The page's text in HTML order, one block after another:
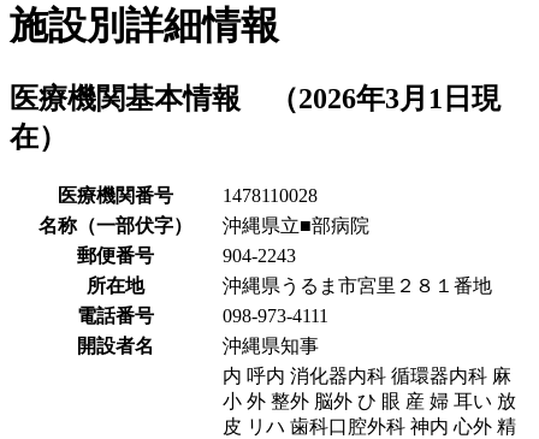
施設別詳細情報
医療機関基本情報 （2026年3月1日現
在）
医療機関番号
1478110028
名称（一部伏字）
沖縄県立■部病院
郵便番号
904-2243
所在地
沖縄県うるま市宮里２８１番地
電話番号
098-973-4111
開設者名
沖縄県知事
内 呼内 消化器内科 循環器内科 麻
小 外 整外 脳外 ひ 眼 産 婦 耳い 放
皮 リハ 歯科口腔外科 神内 心外 精